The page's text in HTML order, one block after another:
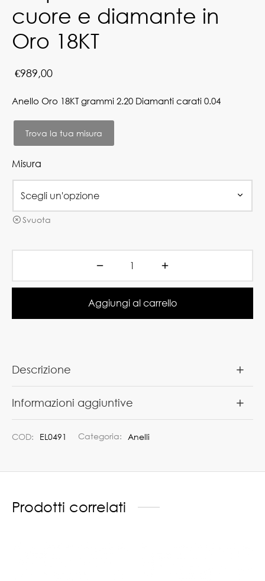
cuore e diamante in
Oro 18KT
€989,00
Anello Oro 18KT grammi 2.20 Diamanti carati 0.04
Trova la tua misura
Misura
Svuota
Aggiungi al carrello
Descrizione
Informazioni aggiuntive
COD: EL0491 Categoria: Anelli
Prodotti correlati